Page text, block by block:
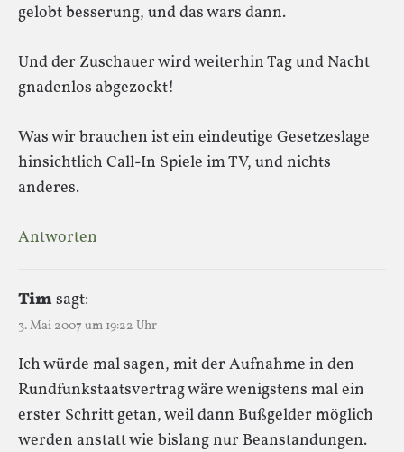
gelobt besserung, und das wars dann.
Und der Zuschauer wird weiterhin Tag und Nacht
gnadenlos abgezockt!
Was wir brauchen ist ein eindeutige Gesetzeslage
hinsichtlich Call-In Spiele im TV, und nichts
anderes.
Antworten
Timsagt:
3. Mai 2007 um 19:22 Uhr
Ich würde mal sagen, mit der Aufnahme in den
Rundfunkstaatsvertrag wäre wenigstens mal ein
erster Schritt getan, weil dann Bußgelder möglich
werden anstatt wie bislang nur Beanstandungen.